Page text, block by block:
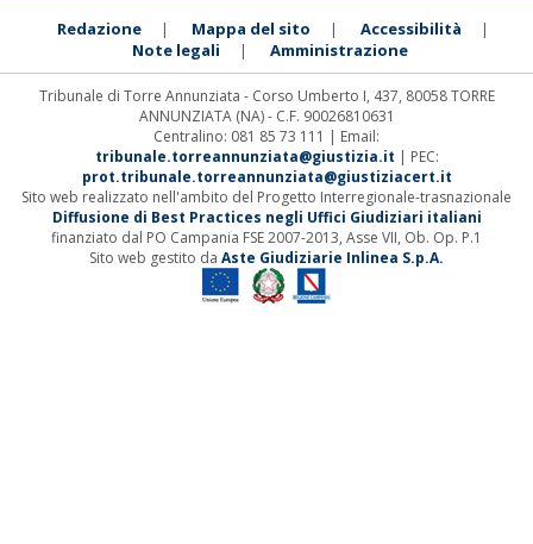
Redazione | Mappa del sito | Accessibilità |
Note legali | Amministrazione
Tribunale di Torre Annunziata - Corso Umberto I, 437, 80058 TORRE
ANNUNZIATA (NA) - C.F. 90026810631
Centralino: 081 85 73 111 | Email:
tribunale.torreannunziata@giustizia.it | PEC:
prot.tribunale.torreannunziata@giustiziacert.it
Sito web realizzato nell'ambito del Progetto Interregionale-trasnazionale
Diffusione di Best Practices negli Uffici Giudiziari italiani
finanziato dal PO Campania FSE 2007-2013, Asse VII, Ob. Op. P.1
Sito web gestito da Aste Giudiziarie Inlinea S.p.A.